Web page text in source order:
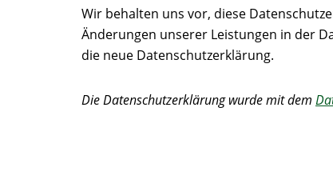
Wir behalten uns vor, diese
Änderungen unserer Leistungen in der
die neue Datenschutzerklärung.
Die Datenschutzerklärung wurde mit dem